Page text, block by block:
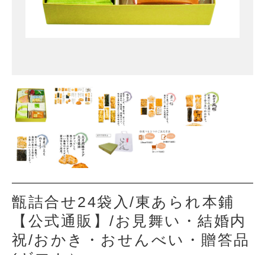
甑詰合せ24袋入/東あられ本鋪
【公式通販】/お見舞い・結婚内
祝/おかき・おせんべい・贈答品